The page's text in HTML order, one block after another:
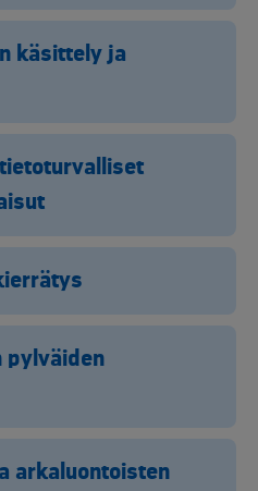
käsittely ja
pylväiden
arkaluontoisten